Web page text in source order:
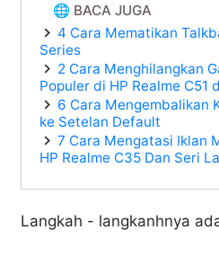
🌐 BACA JUGA
4 Cara Mematikan
Series
2 Cara Menghilangkan
Populer di HP Realme C51
6 Cara Mengembalikan
ke Setelan Default
7 Cara Mengatasi Iklan
HP Realme C35 Dan Seri
Langkah - langkanhnya